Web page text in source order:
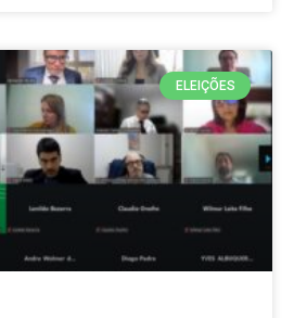
ELEIÇÕES